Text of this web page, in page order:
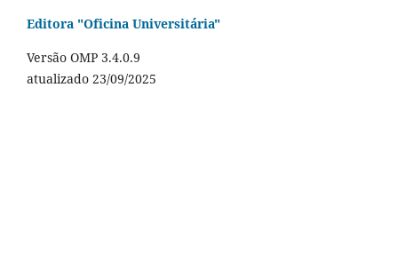
Editora "Oficina Universitária"
Versão OMP 3.4.0.9
atualizado 23/09/2025